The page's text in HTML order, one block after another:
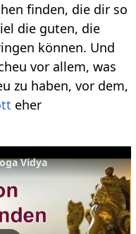
finden, die dir so
die guten, die
können. Und
vor allem, was
zu haben, vor dem,
eher
Vidya